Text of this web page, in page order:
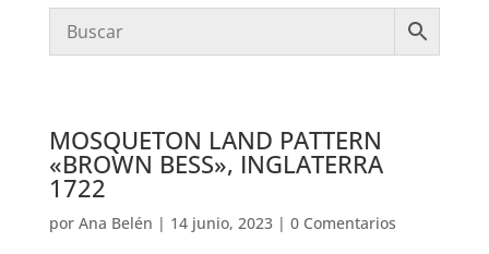
MOSQUETON LAND PATTERN
«BROWN BESS», INGLATERRA
1722
por Ana Belén | 14 junio, 2023| 0 Comentarios